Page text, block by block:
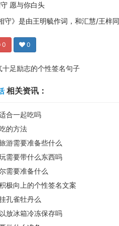
愿与你白头
守》是由王明毓作词，和汇慧/王梓
0 0
十足励志的个性签名句子
相关资讯：
合一起吃吗
的方法
游需要准备些什么
需要带什么东西吗
需要准备什么
极向上的个性签名文案
孔雀牡丹么
放冰箱冷冻保存吗